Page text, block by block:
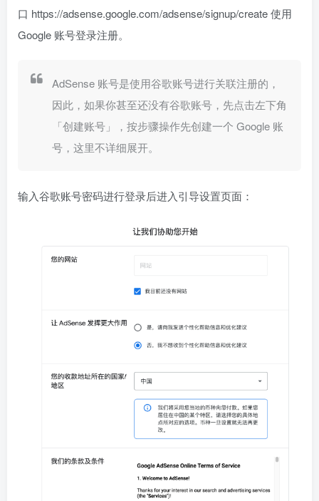
口 https://adsense.google.com/adsense/signup/create 使用
Google 账号登录注册。
AdSense 账号是使用谷歌账号进行关联注册的，
因此，如果你甚至还没有谷歌账号，先点击左下角
「创建账号」，按步骤操作先创建一个 Google 账
号，这里不详细展开。
输入谷歌账号密码进行登录后进入引导设置页面：